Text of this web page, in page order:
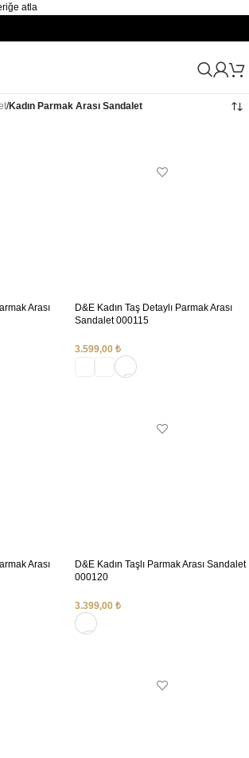
atla
/Kadın Parmak Arası Sandalet
Arası
D&E Kadın Taş Detaylı Parmak Arası
Sandalet 000115
3.599,00 ₺
Arası
D&E Kadın Taşlı Parmak Arası Sandalet
000120
3.399,00 ₺